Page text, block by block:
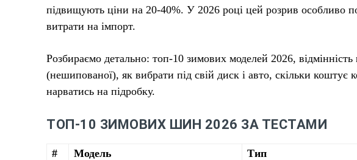
підвищують ціни на 20-40%. У 2026 році цей розрив особливо
витрати на імпорт.
Розбираємо детально: топ-10 зимових моделей 2026,
(нешипованої), як вибрати під свій диск і авто, скільки
нарватись на підробку.
ТОП-10 ЗИМОВИХ ШИН 2026 ЗА ТЕСТАМИ
# Модель Тип